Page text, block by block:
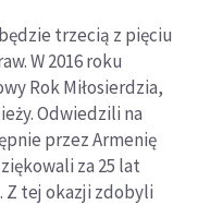
trzecią z pięciu
W 2016 roku
Rok Miłosierdzia,
Odwiedzili na
przez Armenię
za 25 lat
Z tej okazji zdobyli